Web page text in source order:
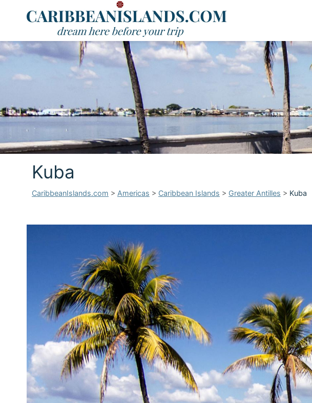
Kuba
CaribbeanIslands.com > Americas > Caribbean Islands > Greater Antilles > Kuba